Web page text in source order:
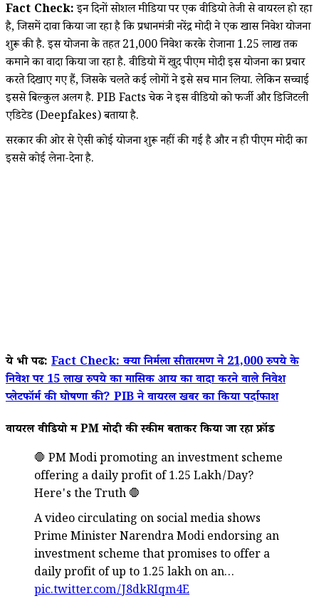
Fact Check:इन दिनों सोशल मीडिया पर एक वीडियो तेजी से वायरल हो रहा
है, जिसमें दावा किया जा रहा है कि प्रधानमंत्री नरेंद्र मोदी ने एक खास निवेश योजना
शुरू की है. इस योजना के तहत ₹21,000 निवेश करके रोजाना ₹1.25 लाख तक
कमाने का वादा किया जा रहा है. वीडियो में खुद पीएम मोदी इस योजना का प्रचार
करते दिखाए गए हैं, जिसके चलते कई लोगों ने इसे सच मान लिया. लेकिन सच्चाई
इससे बिल्कुल अलग है. PIB Facts चेक ने इस वीडियो को फर्जी और डिजिटली
एडिटेड (Deepfakes) बताया है.
सरकार की ओर से ऐसी कोई योजना शुरू नहीं की गई है और न ही पीएम मोदी का
इससे कोई लेना-देना है.
ये भी पढें: Fact Check: क्या निर्मला सीतारमण ने 21,000 रुपये के
निवेश पर 15 लाख रुपये का मासिक आय का वादा करने वाले निवेश
प्लेटफॉर्म की घोषणा की? PIB ने वायरल खबर का किया पर्दाफाश
वायरल वीडियो में PM मोदी की स्कीम बताकर किया जा रहा फ्रॉड
🛑 PM Modi promoting an investment scheme
offering a daily profit of ₹1.25 Lakh/Day?
Here's the Truth 🛑
A video circulating on social media shows
Prime Minister Narendra Modi endorsing an
investment scheme that promises to offer a
daily profit of up to ₹1.25 lakh on an…
pic.twitter.com/J8dkRIqm4E